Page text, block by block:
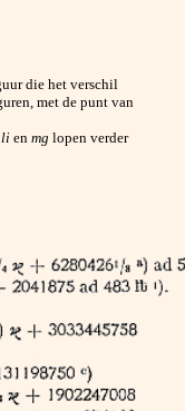
die het verschil
met de punt van
li en mg lopen verder